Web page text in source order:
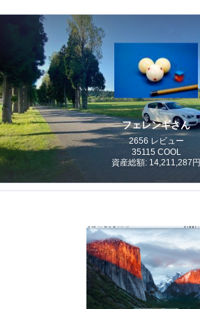
フェレンギさん
2656 レビュー
35115 COOL
資産総額: 14,211,287円